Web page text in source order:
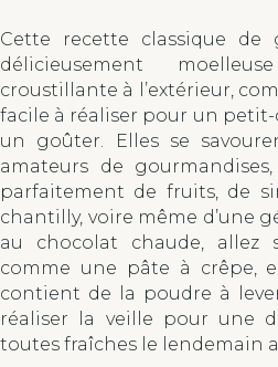
Cette recette classique de
délicieusement
croustillante à l’extérieur,
facile à réaliser pour un
un goûter. Elles se
amateurs de
parfaitement de fruits, de
chantilly, voire même d’une
au chocolat chaude, allez
comme une pâte à crêpe,
contient de la poudre à
réaliser la veille pour une
toutes fraîches le lendemain